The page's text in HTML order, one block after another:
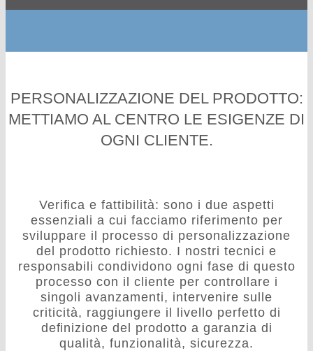
PERSONALIZZAZIONE DEL PRODOTTO:
METTIAMO AL CENTRO LE ESIGENZE DI
OGNI CLIENTE.
Veriﬁca e fattibilità: sono i due aspetti
essenziali a cui facciamo riferimento per
sviluppare il processo di personalizzazione
del prodotto richiesto. I nostri tecnici e
responsabili condividono ogni fase di questo
processo con il cliente per controllare i
singoli avanzamenti, intervenire sulle
criticità, raggiungere il livello perfetto di
deﬁnizione del prodotto a garanzia di
qualità, funzionalità, sicurezza.